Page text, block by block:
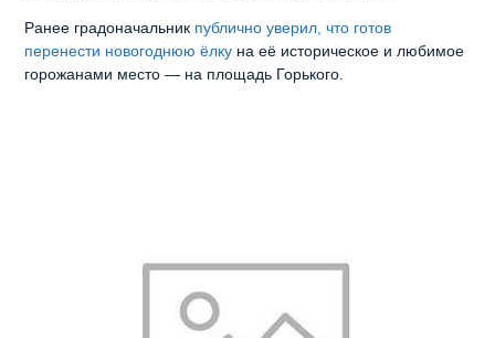
Ранее градоначальник публично уверил, что готов
перенести новогоднюю ёлку на её историческое и любимое
горожанами место — на площадь Горького.